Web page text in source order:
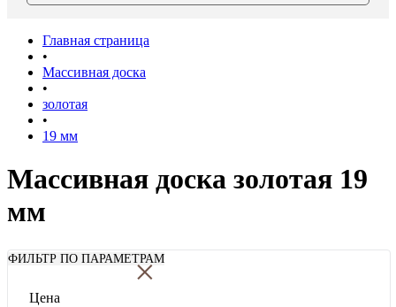
Главная страница
•
Массивная доска
•
золотая
•
19 мм
Массивная доска золотая 19
мм
ФИЛЬТР ПО ПАРАМЕТРАМ
×
Цена